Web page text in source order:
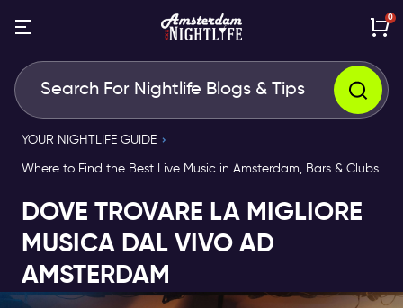
0
YOUR NIGHTLIFE GUIDE
Where to Find the Best Live Music in Amsterdam, Bars & Clubs
DOVE TROVARE LA MIGLIORE
MUSICA DAL VIVO AD
AMSTERDAM